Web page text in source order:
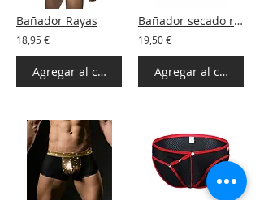
Bañador Rayas
18,95 €
Agregar al carrito
Bañador secado rápido 9 colores
19,50 €
Agregar al carrito